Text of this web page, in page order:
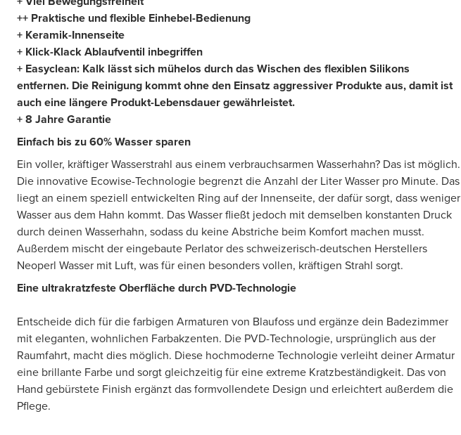
++ Praktische und flexible Einhebel-Bedienung
+ Keramik-Innenseite
+ Klick-Klack Ablaufventil inbegriffen
+ Easyclean: Kalk lässt sich mühelos durch das Wischen des flexiblen Silikons
entfernen. Die Reinigung kommt ohne den Einsatz aggressiver Produkte aus, damit ist
auch eine längere Produkt-Lebensdauer gewährleistet.
+ 8 Jahre Garantie
Einfach bis zu 60% Wasser sparen
Ein voller, kräftiger Wasserstrahl aus einem verbrauchsarmen Wasserhahn? Das ist möglich.
Die innovative Ecowise-Technologie begrenzt die Anzahl der Liter Wasser pro Minute. Das
liegt an einem speziell entwickelten Ring auf der Innenseite, der dafür sorgt, dass weniger
Wasser aus dem Hahn kommt. Das Wasser fließt jedoch mit demselben konstanten Druck
durch deinen Wasserhahn, sodass du keine Abstriche beim Komfort machen musst.
Außerdem mischt der eingebaute Perlator des schweizerisch-deutschen Herstellers
Neoperl Wasser mit Luft, was für einen besonders vollen, kräftigen Strahl sorgt.
Eine ultrakratzfeste Oberfläche durch PVD-Technologie
Entscheide dich für die farbigen Armaturen von Blaufoss und ergänze dein Badezimmer
mit eleganten, wohnlichen Farbakzenten. Die PVD-Technologie, ursprünglich aus der
Raumfahrt, macht dies möglich. Diese hochmoderne Technologie verleiht deiner Armatur
eine brillante Farbe und sorgt gleichzeitig für eine extreme Kratzbeständigkeit. Das von
Hand gebürstete Finish ergänzt das formvollendete Design und erleichtert außerdem die
Pflege.